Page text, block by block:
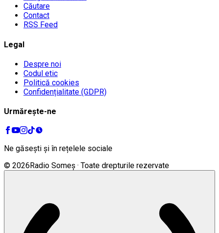
Căutare
Contact
RSS Feed
Legal
Despre noi
Codul etic
Politică cookies
Confidențialitate (GDPR)
Urmărește-ne
Ne găsești și în rețelele sociale
© 2026 Radio Someș · Toate drepturile rezervate